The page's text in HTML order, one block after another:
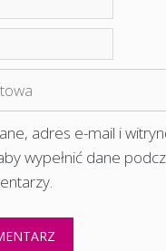
adres e-mail i
wypełnić dane